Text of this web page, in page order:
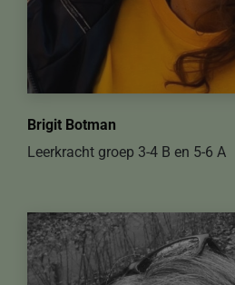
Brigit Botman
Leerkracht groep 3-4 B en 5-6 A